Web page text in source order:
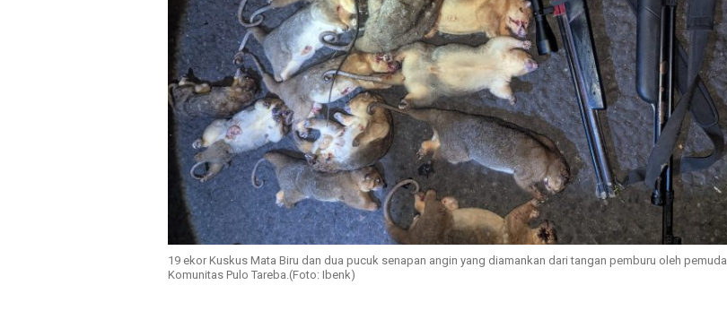
19 ekor Kuskus Mata Biru dan dua pucuk senapan angin yang diamankan dari tangan pemburu oleh pemuda
Komunitas Pulo Tareba.(Foto: Ibenk)